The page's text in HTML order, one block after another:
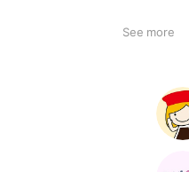
See more